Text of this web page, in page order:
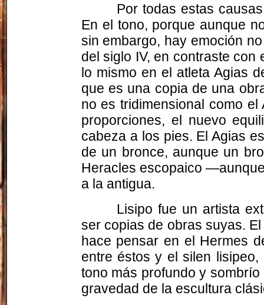
Por todas estas
En el tono, porque aunque
sin embargo, hay emoción
del siglo IV, en contraste
lo mismo en el atleta Agias
que es una copia de una
no es tridimensional como
proporciones, el nuevo
cabeza a los pies. El Agias
de un bronce, aunque un
Heracles escopaico
a la antigua.
Lisipo fue un artista
ser copias de obras suyas.
hace pensar en el Hermes
entre éstos y el silen
tono más profundo y
gravedad de la escultura